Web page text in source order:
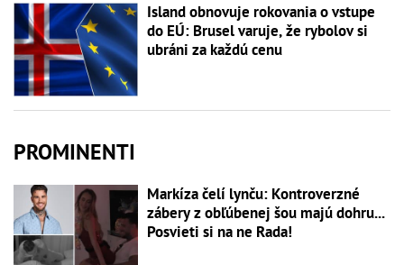
Island obnovuje rokovania o vstupe
do EÚ: Brusel varuje, že rybolov si
ubráni za každú cenu
PROMINENTI
Markíza čelí lynču: Kontroverzné
zábery z obľúbenej šou majú dohru...
Posvieti si na ne Rada!